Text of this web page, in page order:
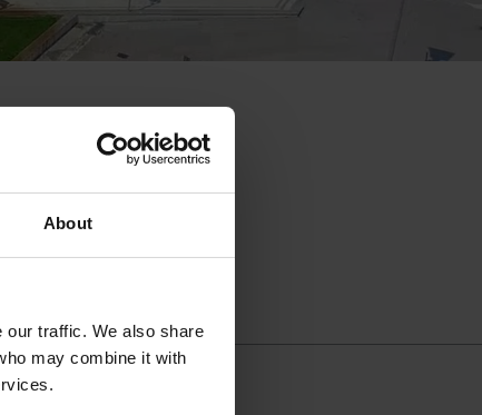
About
our traffic. We also share
may combine it with